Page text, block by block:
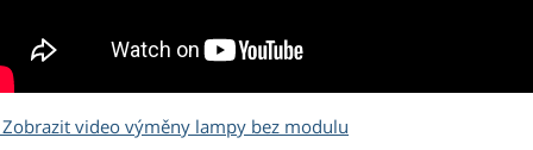
video výměny lampy bez modulu